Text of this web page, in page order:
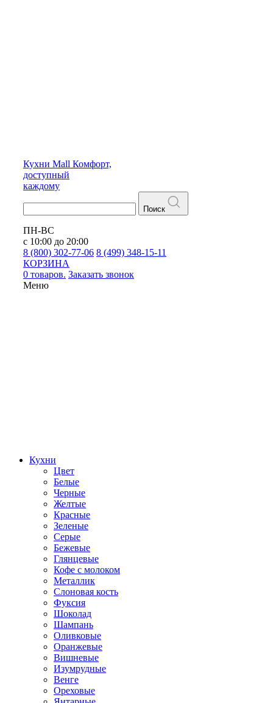
Кухни Mall Комфорт,
доступный
каждому
Поиск
ПН-ВС
с 10:00 до 20:00
8 (800) 302-77-06 8 (499) 348-15-11
КОРЗИНА
0 товаров. Заказать звонок
Меню
Кухни
Цвет
Белые
Черные
Желтые
Красные
Зеленые
Серые
Бежевые
Глянцевые
Кофе с молоком
Металлик
Слоновая кость
Фуксия
Шоколад
Шампань
Оливковые
Оранжевые
Вишневые
Изумрудные
Венге
Ореховые